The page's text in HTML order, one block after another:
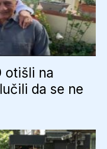
otišli na
da se ne